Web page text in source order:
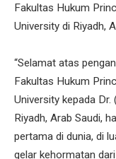
Fakultas Hukum
University di Riyadh,
“Selamat atas
Fakultas Hukum
University kepada
Riyadh, Arab Saudi,
pertama di dunia, di
gelar kehormatan